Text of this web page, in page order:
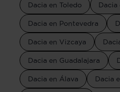
Dacia en Toledo Dacia
Dacia en Pontevedra
Dacia en Vizcaya
Dacia en Guadalajara
Dacia en Álava Dacia